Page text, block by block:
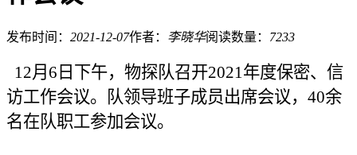
发布时间： 2021-12-07作者： 李晓华阅读数量： 7233
12月6日下午，物探队召开2021年度保密、信
访工作会议。队领导班子成员出席会议，40余
名在队职工参加会议。